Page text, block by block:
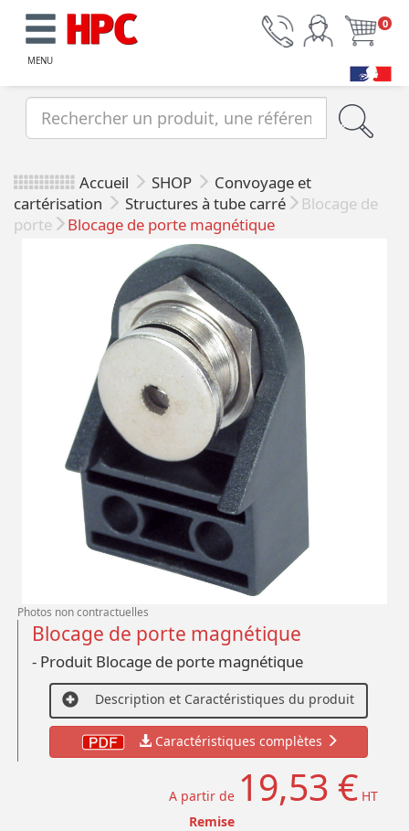
MENU
0
Accueil SHOP
Convoyage et
cartérisation
Structures à tube carré
Blocage de
porte
Blocage de porte magnétique
Photos non contractuelles
Blocage de porte magnétique
- Produit Blocage de porte magnétique
Description et Caractéristiques du produit
Caractéristiques complètes
A partir de 19,53 € HT
Remise